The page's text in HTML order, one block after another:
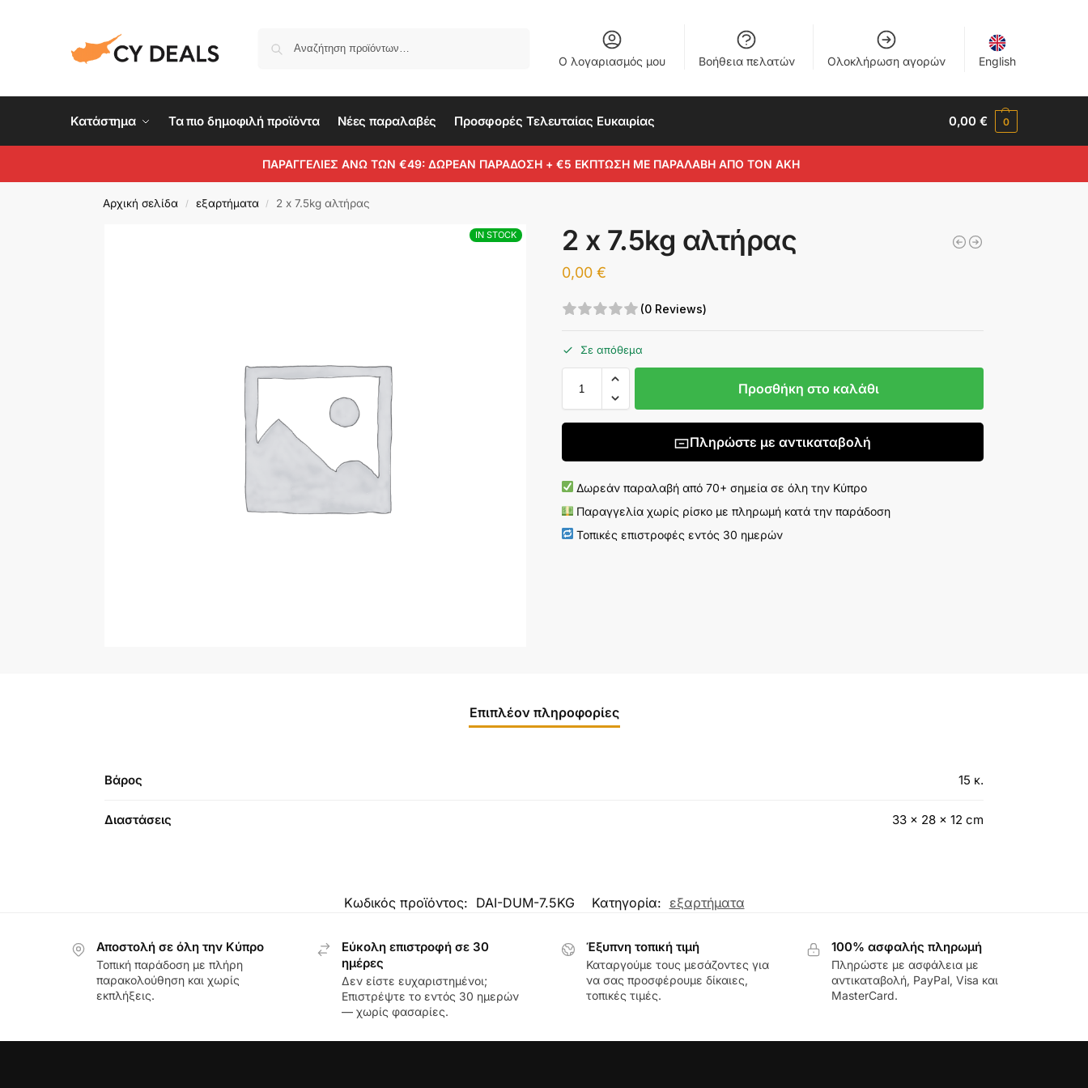
Ο λογαριασμός μου Βοήθεια πελατών Ολοκλήρωση αγορών English
Κατάστημα Τα πιο δημοφιλή προϊόντα Νέες παραλαβές Προσφορές Τελευταίας Ευκαιρίας 0,00€ 0
ΠΑΡΑΓΓΕΛΙΕΣ ΑΝΩ ΤΩΝ €49: ΔΩΡΕΑΝ ΠΑΡΑΔΟΣΗ + €5 ΕΚΠΤΩΣΗ ΜΕ ΠΑΡΑΛΑΒΗ ΑΠΟ ΤΟΝ ΑΚΗ
Αρχική σελίδα / εξαρτήματα / 2 x 7.5kg αλτήρας
IN STOCK 2 x 7.5kg αλτήρας
0,00 €
(0 Reviews)
Σε απόθεμα
Προσθήκη στο καλάθι
Πληρώστε με αντικαταβολή
Δωρεάν παραλαβή από 70+ σημεία σε όλη την Κύπρο
Παραγγελία χωρίς ρίσκο με πληρωμή κατά την παράδοση
Τοπικές επιστροφές εντός 30 ημερών
Επιπλέον πληροφορίες
Βάρος 15 κ.
Διαστάσεις 33 × 28 × 12 cm
Κωδικός προϊόντος: DAI-DUM-7.5KG Κατηγορία: εξαρτήματα
Αποστολή σε όλη την Κύπρο
Τοπική παράδοση με πλήρη
παρακολούθηση και χωρίς
εκπλήξεις.
Εύκολη επιστροφή σε 30
ημέρες
Δεν είστε ευχαριστημένοι;
Επιστρέψτε το εντός 30 ημερών
— χωρίς φασαρίες.
Έξυπνη τοπική τιμή
Καταργούμε τους μεσάζοντες για
να σας προσφέρουμε δίκαιες,
τοπικές τιμές.
100% ασφαλής πληρωμή
Πληρώστε με ασφάλεια με
αντικαταβολή, PayPal, Visa και
MasterCard.